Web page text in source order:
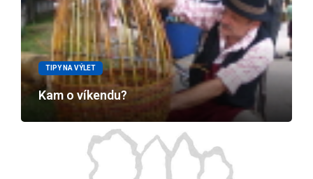
TIPY NA VÝLET
Kam o víkendu?